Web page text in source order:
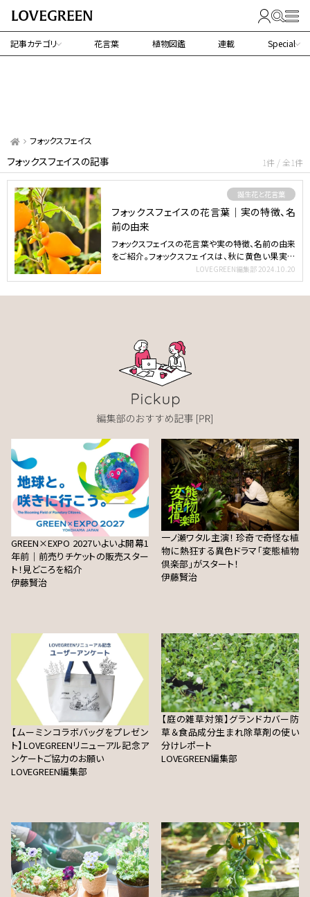
記事カテゴリ 花言葉 植物図鑑 連載 Special
フォックスフェイス
フォックスフェイスの記事 1件 / 全1件
誕生花と花言葉
フォックスフェイスの花言葉｜実の特徴、名
前の由来
フォックスフェイスの花言葉や実の特徴、名前の由来
をご紹介。フォックスフェイスは、秋に黄色い果実が
LOVEGREEN編集部 2024.10.20
GREEN×EXPO 2027いよいよ開幕1
年前｜前売りチケットの販売スター
ト！見どころを紹介
伊藤賢治
一ノ瀬ワタル主演！ 珍奇で奇怪な植
物に熱狂する異色ドラマ「変態植物
倶楽部」がスタート！
伊藤賢治
【ムーミンコラボバッグをプレゼン
ト】LOVEGREENリニューアル記念ア
ンケートご協力のお願い
LOVEGREEN編集部
【庭の雑草対策】グランドカバー防
草＆食品成分生まれ除草剤の使い
分けレポート
LOVEGREEN編集部